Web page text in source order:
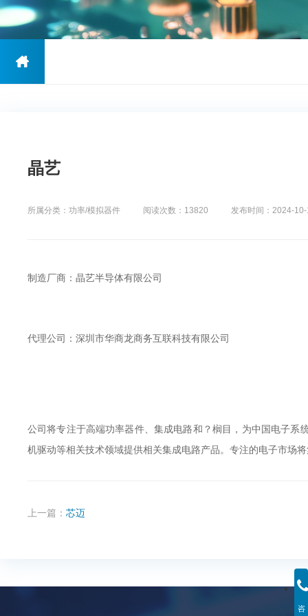
晶艺
所属分类：功率/模拟器件 阅读次数：13820 发布时间：2024-
制造厂商：晶艺半导体有限公司
代理公司：深圳市华商龙商务互联科技有限公司
公司将专注于高端功率器件、集成电路和？榈目
机驱动等相关技术领域提供相关集成电路产品。专注的电子市场将集中
上一篇： 芯迈

咨